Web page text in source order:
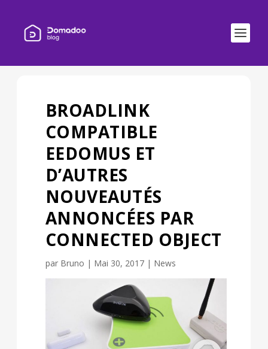
BROADLINK
COMPATIBLE
EEDOMUS ET
D’AUTRES
NOUVEAUTÉS
ANNONCÉES PAR
CONNECTED OBJECT
par Bruno | Mai 30, 2017| News